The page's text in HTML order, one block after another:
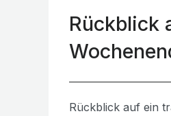
Rückblick
Rückblick auf ein